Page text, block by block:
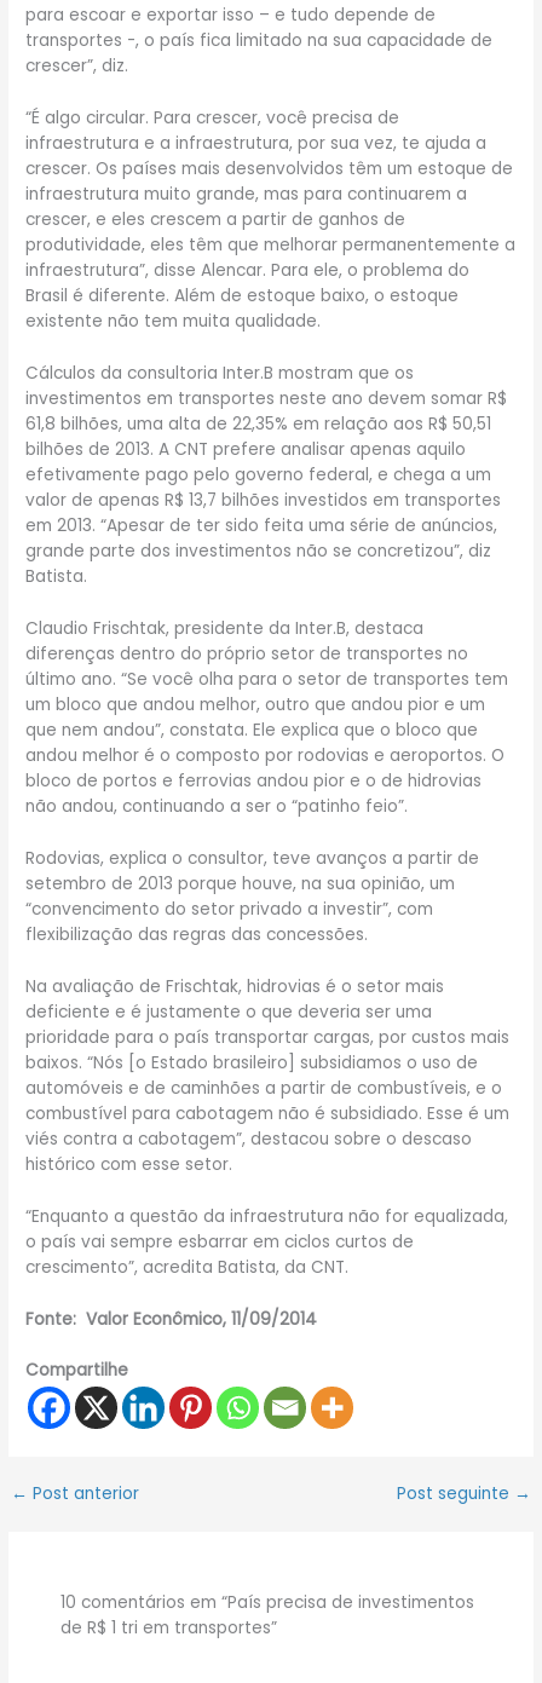
para escoar e exportar isso – e tudo depende de
transportes -, o país fica limitado na sua capacidade de
crescer”, diz.
“É algo circular. Para crescer, você precisa de
infraestrutura e a infraestrutura, por sua vez, te ajuda a
crescer. Os países mais desenvolvidos têm um estoque de
infraestrutura muito grande, mas para continuarem a
crescer, e eles crescem a partir de ganhos de
produtividade, eles têm que melhorar permanentemente a
infraestrutura”, disse Alencar. Para ele, o problema do
Brasil é diferente. Além de estoque baixo, o estoque
existente não tem muita qualidade.
Cálculos da consultoria Inter.B mostram que os
investimentos em transportes neste ano devem somar R$
61,8 bilhões, uma alta de 22,35% em relação aos R$ 50,51
bilhões de 2013. A CNT prefere analisar apenas aquilo
efetivamente pago pelo governo federal, e chega a um
valor de apenas R$ 13,7 bilhões investidos em transportes
em 2013. “Apesar de ter sido feita uma série de anúncios,
grande parte dos investimentos não se concretizou”, diz
Batista.
Claudio Frischtak, presidente da Inter.B, destaca
diferenças dentro do próprio setor de transportes no
último ano. “Se você olha para o setor de transportes tem
um bloco que andou melhor, outro que andou pior e um
que nem andou”, constata. Ele explica que o bloco que
andou melhor é o composto por rodovias e aeroportos. O
bloco de portos e ferrovias andou pior e o de hidrovias
não andou, continuando a ser o “patinho feio”.
Rodovias, explica o consultor, teve avanços a partir de
setembro de 2013 porque houve, na sua opinião, um
“convencimento do setor privado a investir”, com
flexibilização das regras das concessões.
Na avaliação de Frischtak, hidrovias é o setor mais
deficiente e é justamente o que deveria ser uma
prioridade para o país transportar cargas, por custos mais
baixos. “Nós [o Estado brasileiro] subsidiamos o uso de
automóveis e de caminhões a partir de combustíveis, e o
combustível para cabotagem não é subsidiado. Esse é um
viés contra a cabotagem”, destacou sobre o descaso
histórico com esse setor.
“Enquanto a questão da infraestrutura não for equalizada,
o país vai sempre esbarrar em ciclos curtos de
crescimento”, acredita Batista, da CNT.
Fonte: Valor Econômico, 11/09/2014
Compartilhe
← Post anterior Post seguinte →
10 comentários em “País precisa de investimentos
de R$ 1 tri em transportes”